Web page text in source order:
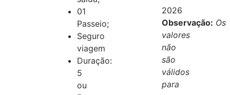
01
Passeio;
Seguro
viagem
Duração:
5
ou
2026
Observação: Os
valores
não
são
válidos
para